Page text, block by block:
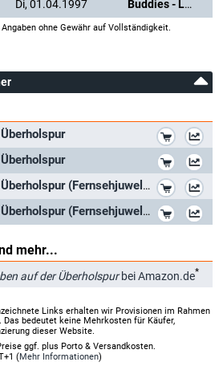
Di, 01.04.1997 Buddies - Leben auf der Überholspur
ohne Gewähr auf Vollständigkeit.
Buddies - Leben auf der Überholspur (Fernsehjuwelen)
Buddies - Leben auf der Überholspur (Fernsehjuwelen) [Blu-ray]
mehr...
auf der Überholspurbei Amazon.de*
Links erhalten wir Provisionen im Rahmen
bedeutet keine Mehrkosten für Käufer,
dieser Website.
ggf. plus Porto & Versandkosten.
(Mehr Informationen)